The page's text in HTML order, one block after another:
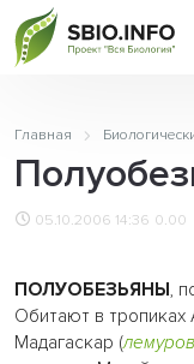
Главная
05.10.2006 14:36 0.00
ПОЛУОБЕЗЬЯНЫ,
Обитают в тропиках
Мадагаскар (